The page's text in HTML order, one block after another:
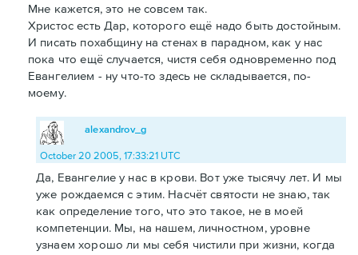
Мне кажется, это не совсем так.
Христос есть Дар, которого ещё надо быть достойным.
И писать похабщину на стенах в парадном, как у нас
пока что ещё случается, чистя себя одновременно под
Евангелием - ну что-то здесь не складывается, по-
моему.
alexandrov_g
October 20 2005, 17:33:21 UTC
Да, Евангелие у нас в крови. Вот уже тысячу лет. И мы
уже рождаемся с этим. Насчёт святости не знаю, так
как определение того, что это такое, не в моей
компетенции. Мы, на нашем, личностном, уровне
узнаем хорошо ли мы себя чистили при жизни, когда